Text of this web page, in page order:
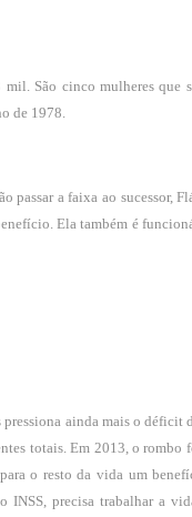
São cinco mulheres
de 1978.
passar a faixa ao
Ela também é
ainda mais o
totais. Em 2013, o
o resto da vida um
precisa trabalhar a